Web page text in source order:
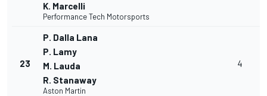
K. Marcelli
Performance Tech Motorsports
23
P. Dalla Lana
P. Lamy
M. Lauda
R. Stanaway
Aston Martin
4